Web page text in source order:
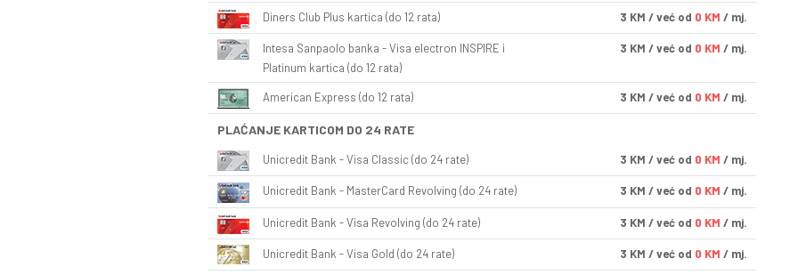
Diners Club Plus kartica (do 12 rata) 3 KM / već od 0 KM / mj.
Intesa Sanpaolo banka - Visa electron INSPIRE i
Platinum kartica (do 12 rata)
3 KM / već od 0 KM / mj.
American Express (do 12 rata) 3 KM / već od 0 KM / mj.
PLAĆANJE KARTICOM DO 24 RATE
Unicredit Bank - Visa Classic (do 24 rate) 3 KM / već od 0 KM / mj.
Unicredit Bank - MasterCard Revolving (do 24 rate) 3 KM / već od 0 KM / mj.
Unicredit Bank - Visa Revolving (do 24 rate) 3 KM / već od 0 KM / mj.
Unicredit Bank - Visa Gold (do 24 rate) 3 KM / već od 0 KM / mj.